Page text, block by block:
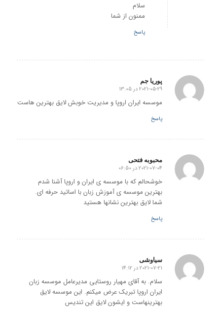
سلام
ممنون از شما
پاسخ
پوریا جم
گفته:
2021-05-29 در 13:05
موسسه ایران اروپا و مدیریت خوبش لایق بهترین هاست
پاسخ
محبوبه فتحی
گفته:
2021-07-04 در 06:50
خوشحالم که با موسسه ی ایران و اروپا آشنا شدم
بهترین موسسه ی آموزش زبان با اساتید حرفه ای.
شما لایق بهترین نشانها هستید
پاسخ
سیاوشی
گفته:
2021-07-21 در 14:12
سلام. به آقای مهیار روستایی مدیرعامل موسسه زبان
ایران اروپا تبریک عرض میکنم. این موسسه لایق
بهترینهاست و ایشون لایق این تندیس